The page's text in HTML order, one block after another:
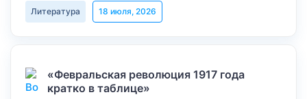
Литература 18 июля, 2026
«Февральская революция 1917 года
кратко в таблице»